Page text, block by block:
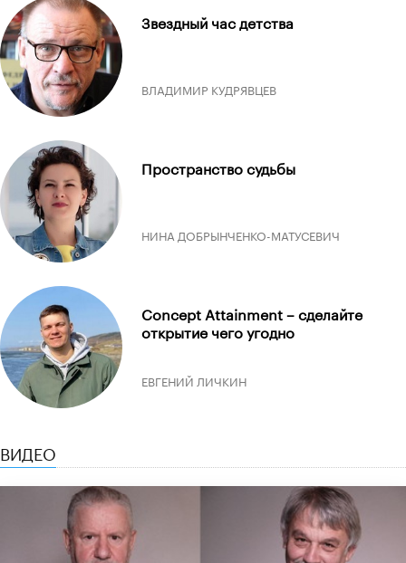
Звездный час детства
ВЛАДИМИР КУДРЯВЦЕВ
Пространство судьбы
НИНА ДОБРЫНЧЕНКО-МАТУСЕВИЧ
Concept Attainment – сделайте
открытие чего угодно
ЕВГЕНИЙ ЛИЧКИН
ВИДЕО